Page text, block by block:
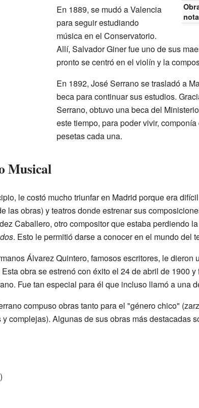
En 1889, se mudó a Valencia
para seguir estudiando
música en el Conservatorio.
Allí, Salvador Giner fue uno de sus
pronto se centró en el violín y la
En 1892, José Serrano se trasladó a
beca para continuar sus estudios.
Serrano, obtuvo una beca del
este tiempo, para poder vivir,
pesetas cada una.
Musical
le costó mucho triunfar en Madrid porque era
las obras) y teatros donde estrenar sus
Caballero, otro compositor que estaba perdiendo
. Esto le permitió darse a conocer en el mundo del
Álvarez Quintero, famosos escritores, le dieron
Esta obra se estrenó con éxito el 24 de abril de 1900
Fue tan especial para él que incluso llamó a una
compuso obras tanto para el "género chico"
complejas). Algunas de sus obras más destacadas